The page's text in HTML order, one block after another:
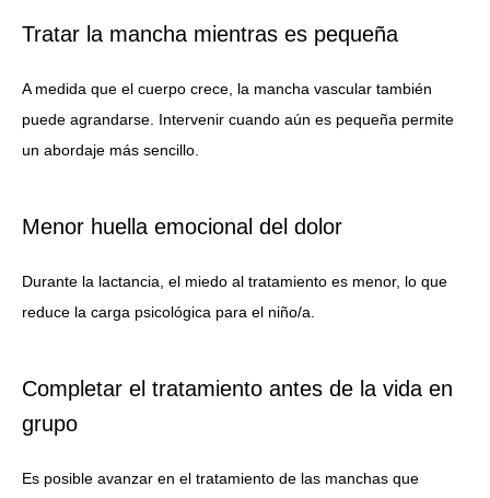
Tratar la mancha mientras es pequeña
A medida que el cuerpo crece, la mancha vascular también
puede agrandarse. Intervenir cuando aún es pequeña permite
un abordaje más sencillo.
Menor huella emocional del dolor
Durante la lactancia, el miedo al tratamiento es menor, lo que
reduce la carga psicológica para el niño/a.
Completar el tratamiento antes de la vida en
grupo
Es posible avanzar en el tratamiento de las manchas que